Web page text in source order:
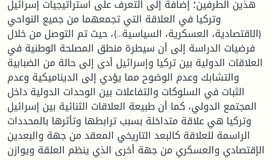
هذين الطرفين؛ إضافة إلى التعرف على استراتيجيات إسرائيل
وتركيا في العلاقة التي تجمعهما من جميع النواحي
(الاقتصادية، العسكرية، السياسية...)، حيث تم التوصل من خلال
فرضيات الدراسة إلى أن سيطرة منطق المصلحة الوطنية في
العلاقات الدولية بين تركيا وإسرائيل أدى إلى حالة من الضبابية
والتشابك وعدم الوضوح مما يؤدي إلى الديناميكية وعدم
الثبات في السلوكات والتفاعلات بين الوحدات الدولية داخل
المجتمع الدولي، كما أن طبيعة العلاقات الثنائية بين إسرائيل
وتركيا هي علاقة متداخلة بسبب ترابطها وتأثرها بالمحددات
الراسمة للعلاقة كالبعد التاريخي المعقد من جهة والبعدين
الإقتصادي والعسكري من جهة أخرى الذي ينظم العلقة ويوازن